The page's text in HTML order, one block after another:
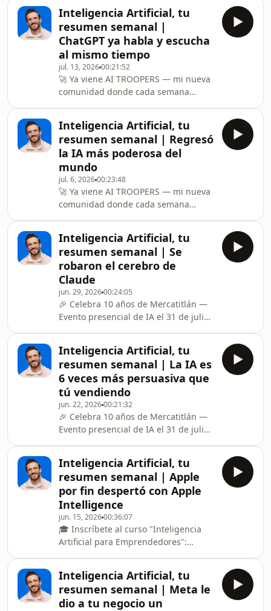
Claude Opus 5 c
procesos y bajes tus costos. Únete
aquí 👉
ihttps://ir.mercatitlan.com/4f6BSIWApple
demandó a OpenAI en corte federal
por robo de secretos de hardware —
pero detrás del pleito hay una jugada
de ajedrez por controlar la puerta de
entrada a la inteligencia artific
Inteligencia Artificial, tu
resumen semanal |
ChatGPT ya habla y escucha
al mismo tiempo
jul. 13, 202600:21:52
🚀 Ya viene AI TROOPERS — mi nueva
comunidad donde cada semana
automatices procesos y bajes tus
costos. Únete a la lista de espera aquí
👉
https://ir.mercatitlan.com/AiTroopersEsta
semana OpenAI lanzó GPT-Live, la voz
de ChatGPT que escucha y habla al
mismo tiempo y lo pruebo en vivo
traduciendo una conversación en
tiempo re
Inteligencia Artificial, tu
resumen semanal | Regresó
la IA más poderosa del
mundo
jul. 6, 202600:23:48
🚀 Ya viene AI TROOPERS — mi nueva
comunidad donde cada semana
automatices procesos y bajes tus
costos. Únete a la lista de espera aquí
👉
https://ir.mercatitlan.com/AiTroopersRegresó
Claude Fable 5, el modelo de
inteligencia artificial más poderoso
del planeta — y solo tienes hasta el 7
de julio para usarlo sin pagar extra.
Inteligencia Artificial, tu
resumen semanal | Se
robaron el cerebro de
Claude
jun. 29, 202600:24:05
🎉 Celebra 10 años de Mercatitlán —
Evento presencial de IA el 31 de julio
semana Anthropic acusó a Alibaba de
robarle el cerebro a Claude con
25,000 cuentas falsas, y la ironía es
que todas estas inteligencias
artificiales se entrenaron leyendo
internet sin pedirle permiso a nadie;
mientras tanto, OpenAI aprovechó el
momento para so
Inteligencia Artificial, tu
resumen semanal | La IA es
6 veces más persuasiva que
tú vendiendo
jun. 22, 202600:21:32
🎉 Celebra 10 años de Mercatitlán —
Evento presencial de IA el 31 de julio
https://ir.mercatitlan.com/3SlXJmDEsta
semana la inteligencia artificial se
volvió tu mejor vendedora: los clientes
que llegan a tu negocio a través de
ella gastan 53% más, y resulta que la
IA es hasta seis veces más persuasiva
que un humano. OpenAI perdió más
d
Inteligencia Artificial, tu
resumen semanal | Apple
por fin despertó con Apple
Intelligence
jun. 15, 202600:36:07
🎓 Inscríbete al curso "Inteligencia
Artificial para Emprendedores":
Apple me invitó al WWDC 2026 y la
primera parte la grabé directo desde
Apple Park, en Silicon Valley, mientras
Inteligencia Artificial, tu
resumen semanal | Meta le
dio a tu negocio un